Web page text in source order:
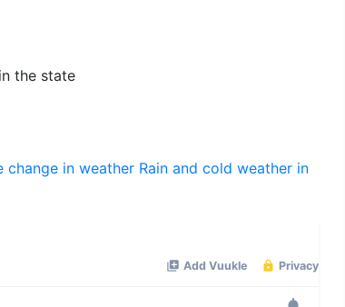
the state